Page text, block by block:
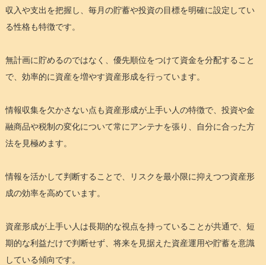
収入や支出を把握し、毎月の貯蓄や投資の目標を明確に設定してい
る性格も特徴です。
無計画に貯めるのではなく、優先順位をつけて資金を分配すること
で、効率的に資産を増やす資産形成を行っています。
情報収集を欠かさない点も資産形成が上手い人の特徴で、投資や金
融商品や税制の変化について常にアンテナを張り、自分に合った方
法を見極めます。
情報を活かして判断することで、リスクを最小限に抑えつつ資産形
成の効率を高めています。
資産形成が上手い人は長期的な視点を持っていることが共通で、短
期的な利益だけで判断せず、将来を見据えた資産運用や貯蓄を意識
している傾向です。